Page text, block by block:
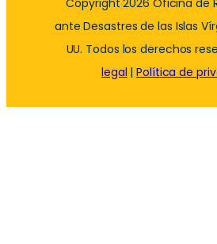
Copyright 2026 Oficina de
ante Desastres de las Islas
UU. Todos los derechos
legal |Política de